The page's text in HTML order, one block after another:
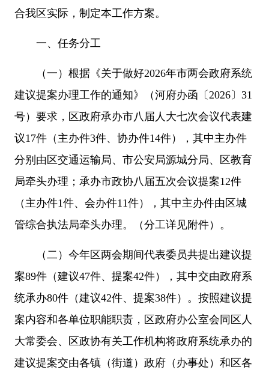
合我区实际，制定本工作方案。
一、任务分工
（一）根据《关于做好2026年市两会政府系统
建议提案办理工作的通知》（河府办函〔2026〕31
号）要求，区政府承办市八届人大七次会议代表建
议17件（主办件3件、协办件14件），其中主办件
分别由区交通运输局、市公安局源城分局、区教育
局牵头办理；承办市政协八届五次会议提案12件
（主办件1件、会办件11件），其中主办件由区城
管综合执法局牵头办理。（分工详见附件）。
（二）今年区两会期间代表委员共提出建议提
案89件（建议47件、提案42件），其中交由政府系
统承办80件（建议42件、提案38件）。按照建议提
案内容和各单位职能职责，区政府办公室会同区人
大常委会、区政协有关工作机构将政府系统承办的
建议提案交由各镇（街道）政府（办事处）和区各